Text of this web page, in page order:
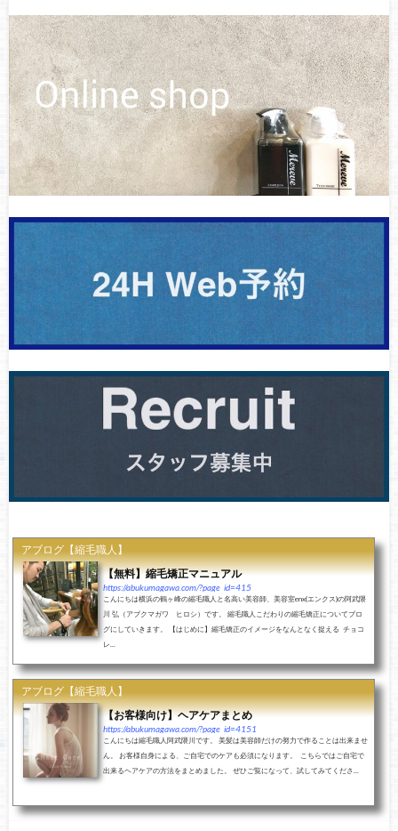
アブログ【縮毛職人】
【無料】縮毛矯正マニュアル
https://abukumagawa.com/?page_id=415
こんにちは横浜の鶴ヶ峰の縮毛職人と名高い美容師、美容室enx(エンクス)の阿武隈
川 弘（アブクマガワ ヒロシ）です。 縮毛職人こだわりの縮毛矯正についてブロ
グにしていきます。 【はじめに】縮毛矯正のイメージをなんとなく捉える チョコ
レ...
アブログ【縮毛職人】
【お客様向け】ヘアケアまとめ
https://abukumagawa.com/?page_id=4151
こんにちは縮毛職人阿武隈川です。 美髪は美容師だけの努力で作ることは出来ませ
ん。 お客様自身による、ご自宅でのケアも必須になります。 こちらではご自宅で
出来るヘアケアの方法をまとめました。 ぜひご覧になって、試してみてくださ...